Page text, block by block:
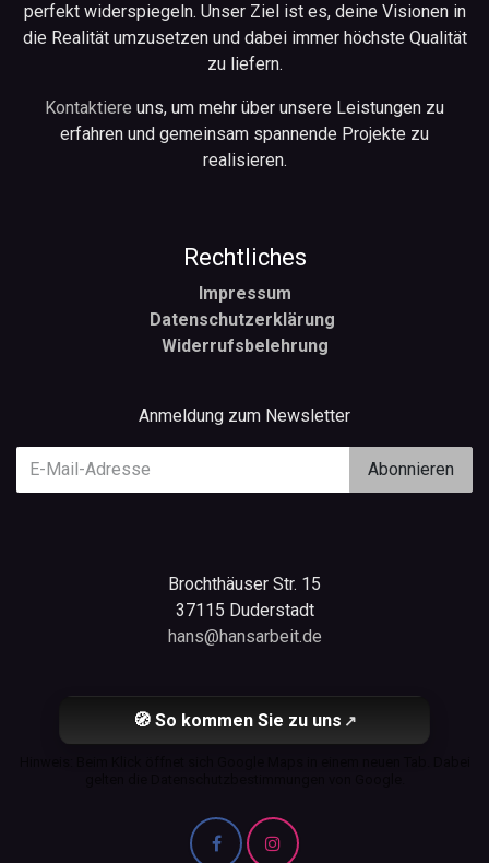
Rechtliches
Impressum
Datenschutzerklärung
Widerrufsbelehrung
Anmeldung zum Newsletter
Abonnieren
perfekt widerspiegeln. Unser Ziel ist es, deine Visionen in
die Realität umzusetzen und dabei immer höchste Qualität
zu liefern.
Kontaktiere uns, um mehr über unsere Leistungen zu
erfahren und gemeinsam spannende Projekte zu
realisieren.
Brochthäuser Str. 15
37115 Duderstadt
hans@hansarbeit.de
🧭 So kommen Sie zu uns ↗